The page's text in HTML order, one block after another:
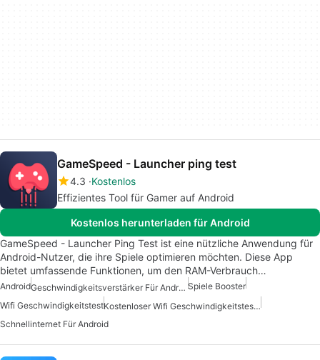
GameSpeed - Launcher ping test
4.3 Kostenlos
Effizientes Tool für Gamer auf Android
Kostenlos herunterladen für Android
GameSpeed - Launcher Ping Test ist eine nützliche Anwendung für
Android-Nutzer, die ihre Spiele optimieren möchten. Diese App
bietet umfassende Funktionen, um den RAM-Verbrauch…
Android Geschwindigkeitsverstärker Für Android Spiele Booster
Wifi Geschwindigkeitstest
Kostenloser Wifi Geschwindigkeitstest Fuer Android
Schnellinternet Für Android